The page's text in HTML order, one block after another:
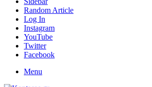
Random Article
Log In
Instagram
YouTube
Twitter
Facebook
Menu